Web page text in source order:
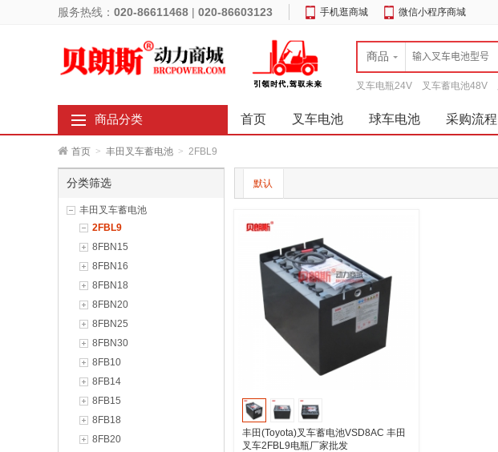
服务热线： 020-86611468 | 020-86603123 手机逛商城 微信小程序商城
商品
叉车电瓶24V 叉车蓄电池48V
商品分类 首页 叉车电池 球车电池 采购流程
首页 > 丰田叉车蓄电池 > 2FBL9
分类筛选
丰田叉车蓄电池
2FBL9
8FBN15
8FBN16
8FBN18
8FBN20
8FBN25
8FBN30
8FB10
8FB14
8FB15
8FB18
8FB20
默认
丰田(Toyota)叉车蓄电池VSD8AC 丰田
叉车2FBL9电瓶厂家批发